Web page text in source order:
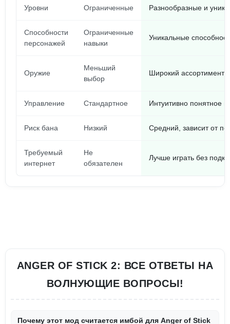
Уровни Ограниченные Разнообразные и
Способности
персонажей
Ограниченные
навыки
Уникальные
Оружие
Меньший
выбор
Широкий ассортимент
Управление Стандартное Интуитивно понятное
Риск бана Низкий Средний, зависит от
Требуемый
интернет
Не
обязателен
Лучше играть без
ANGER OF STICK 2: ВСЕ ОТВЕТЫ НА
ВОЛНУЮЩИЕ ВОПРОСЫ!
Почему этот мод считается имбой для Anger of Stick